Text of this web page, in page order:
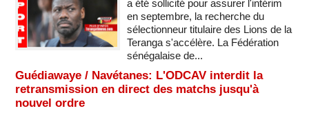
a été sollicité pour assurer l'intérim
en septembre, la recherche du
sélectionneur titulaire des Lions de la
Teranga s'accélère. La Fédération
sénégalaise de...
Guédiawaye / Navétanes: L'ODCAV interdit la
retransmission en direct des matchs jusqu'à
nouvel ordre